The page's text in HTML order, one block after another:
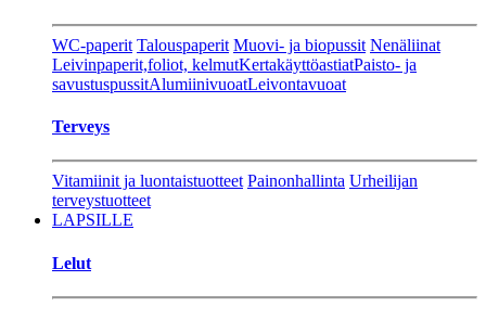
WC-paperit Talouspaperit Muovi- ja biopussit Nenäliinat
Leivinpaperit,foliot, kelmutKertakäyttöastiatPaisto- ja
savustuspussitAlumiinivuoatLeivontavuoat
Terveys
Vitamiinit ja luontaistuotteet Painonhallinta Urheilijan
terveystuotteet
LAPSILLE
Lelut